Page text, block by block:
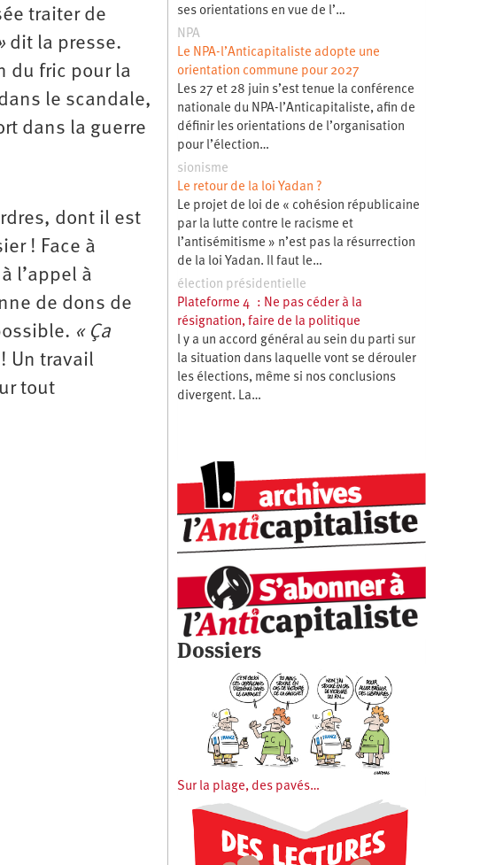
traiter de
dit la presse.
du fric pour la
le scandale,
dans la guerre
dont il est
! Face à
l’appel à
de dons de
« Ça
Un travail
tout
ses orientations en vue de l’…
NPA
Le NPA-l’Anticapitaliste adopte une
orientation commune pour 2027
Les 27 et 28 juin s’est tenue la conférence
nationale du NPA-l’Anticapitaliste, afin de
définir les orientations de l’organisation
pour l’élection…
sionisme
Le retour de la loi Yadan ?
Le projet de loi de « cohésion républicaine
par la lutte contre le racisme et
l’antisémitisme » n’est pas la résurrection
de la loi Yadan. Il faut le…
élection présidentielle
Plateforme 4 : Ne pas céder à la
résignation, faire de la politique
l y a un accord général au sein du parti sur
la situation dans laquelle vont se dérouler
les élections, même si nos conclusions
divergent. La…
Dossiers
Sur la plage, des pavés…